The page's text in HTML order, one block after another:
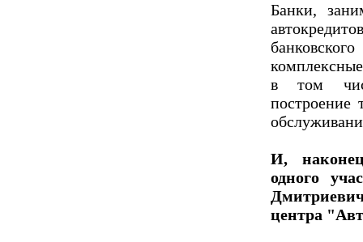
Банки,
в том
построение
И,
одного
центра